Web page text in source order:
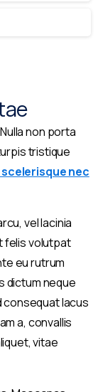
non porta
tristique
nec
vel lacinia
felis volutpat
eu rutrum
dictum neque
lacus
a, convallis
vitae